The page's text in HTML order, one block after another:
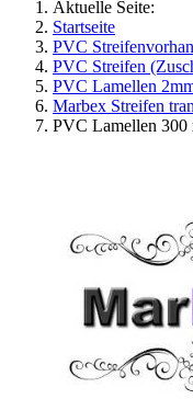
Aktuelle Seite:
Startseite
PVC
PVC Streifen
PVC Lamellen
Marbex Streifen
PVC Lamellen 300